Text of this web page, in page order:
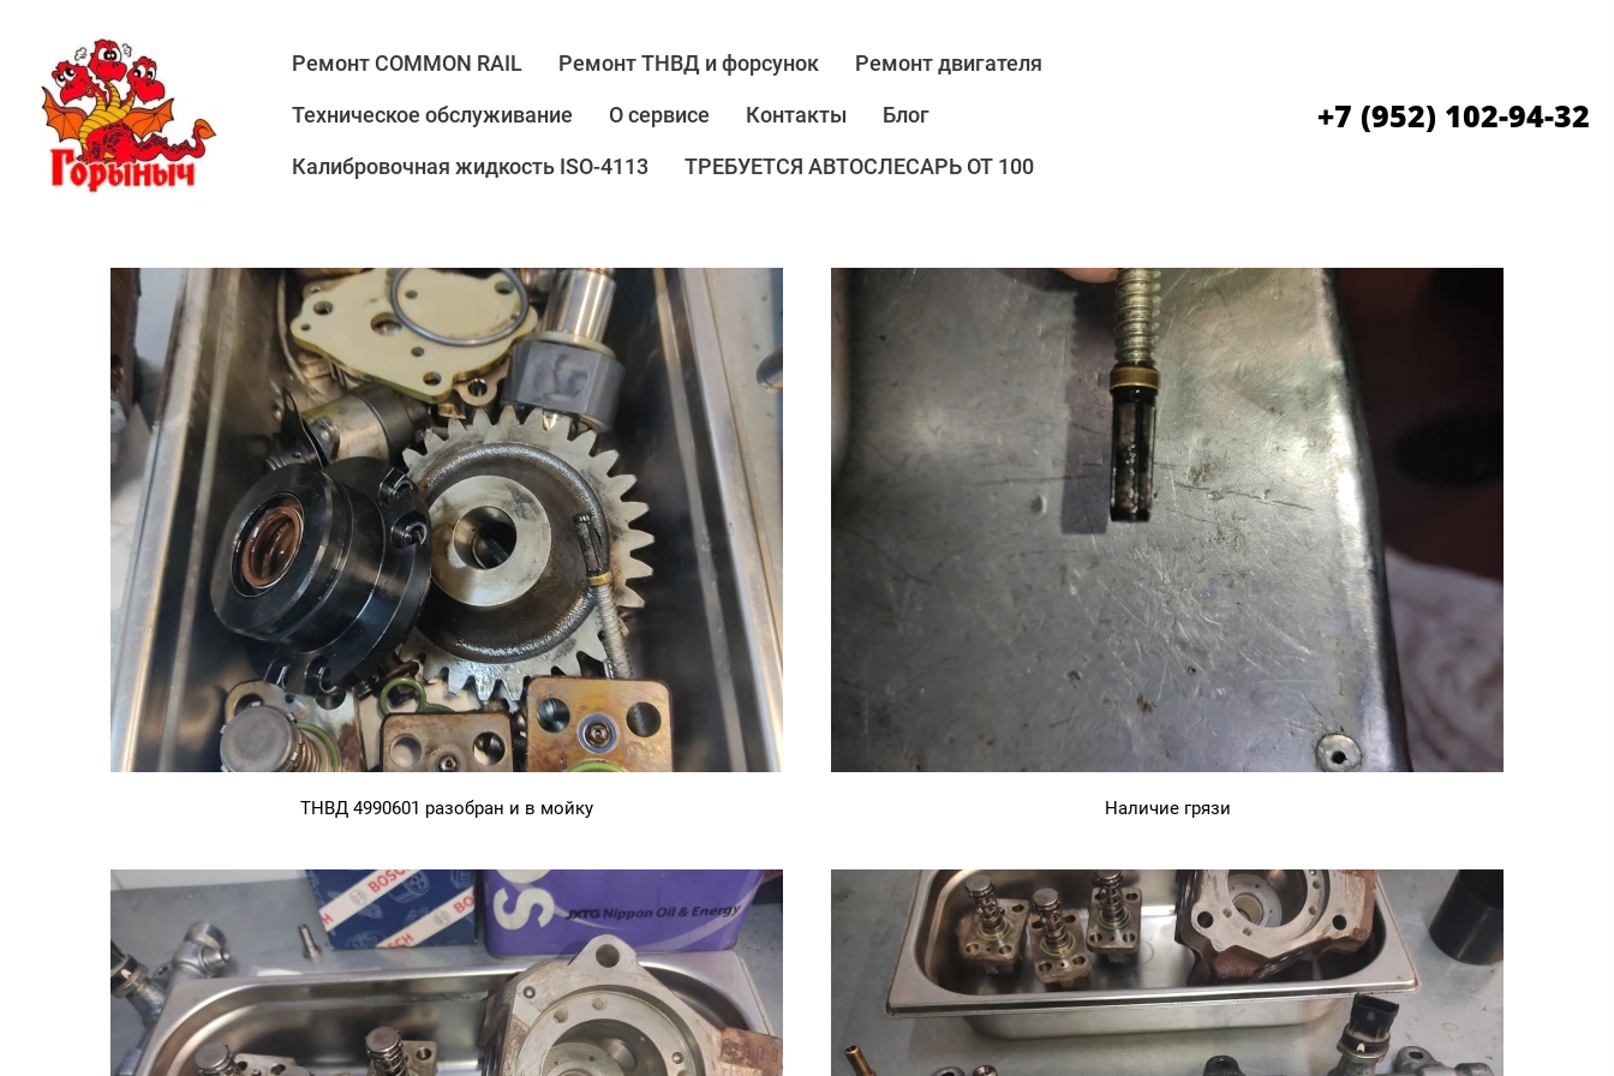
Ремонт COMMON RAIL Ремонт ТНВД и форсунок Ремонт двигателя
Техническое обслуживание О сервисе Контакты Блог
Калибровочная жидкость ISO-4113 ТРЕБУЕТСЯ АВТОСЛЕСАРЬ ОТ 100
+7 (952) 102-94-32
ТНВД 4990601 разобран и в мойку Наличие грязи